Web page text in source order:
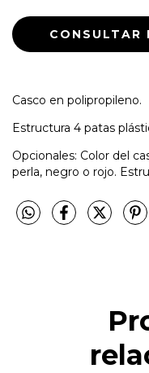
Casco en polipropileno.
Estructura 4 patas
Opcionales: Color del
perla, negro o rojo.